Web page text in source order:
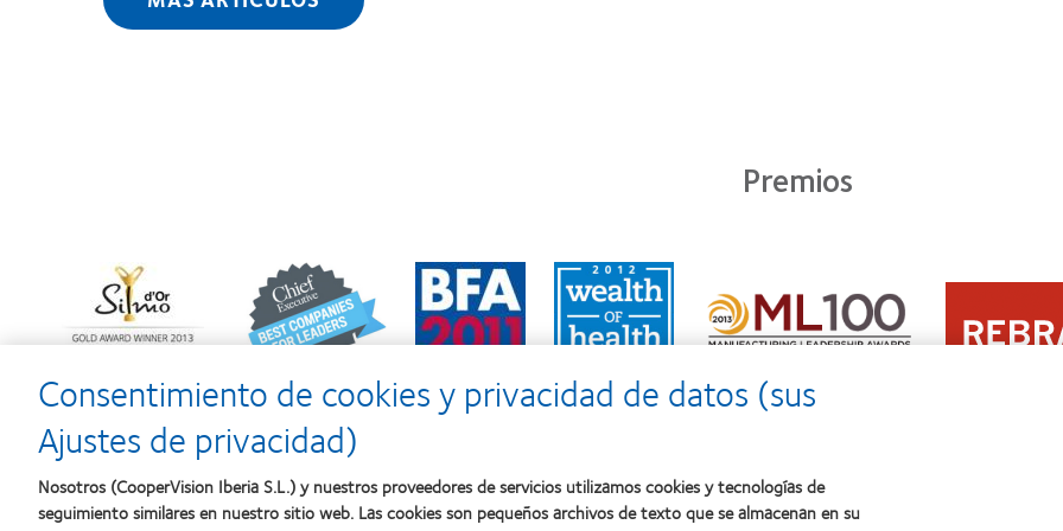
Premios
about
Premio
al
producto
con
MyDay™
Learn
more
about
2012
2010:
Mejor
empresa
para
el
desarrollo
del
Learn
more
about
2011:
la
mejor
Learn
more
about
2011:
a
la
Learn
more
about
Premio
Manufacturing
100)
(2012)
Learn
more
about
2012
Consentimiento de cookies y privacidad de datos (sus
Ajustes de privacidad)
Nosotros (CooperVision Iberia S.L.) y nuestros proveedores de servicios utilizamos cookies y tecnologías de
seguimiento similares en nuestro sitio web. Las cookies son pequeños archivos de texto que se almacenan en su